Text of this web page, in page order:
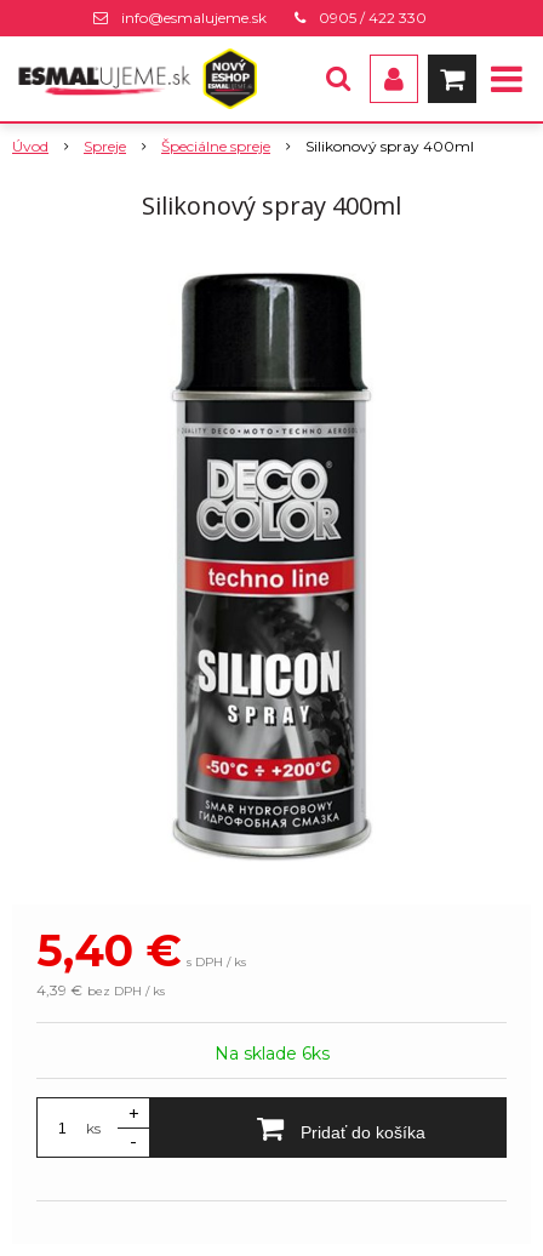
info@esmalujeme.sk 0905 / 422 330
Úvod Spreje Špeciálne spreje Silikonový spray 400ml
Silikonový spray 400ml
5,40 € s DPH / ks
4,39 € bez DPH / ks
Na sklade 6ks
ks
+
-
Pridať do košíka